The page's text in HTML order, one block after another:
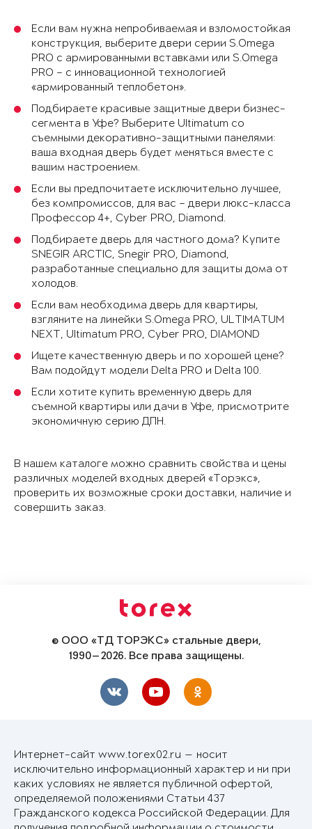
Если вам нужна непробиваемая и взломостойкая
конструкция, выберите двери серии S.Omega
PRO с армированными вставками или S.Omega
PRO – с инновационной технологией
«армированный теплобетон».
Подбираете красивые защитные двери бизнес-
сегмента в Уфе? Выберите Ultimatum со
съемными декоративно-защитными панелями:
ваша входная дверь будет меняться вместе с
вашим настроением.
Если вы предпочитаете исключительно лучшее,
без компромиссов, для вас – двери люкс-класса
Профессор 4+, Cyber PRO, Diamond.
Подбираете дверь для частного дома? Купите
SNEGIR ARCTIC, Snegir PRO, Diamond,
разработанные специально для защиты дома от
холодов.
Если вам необходима дверь для квартиры,
взгляните на линейки S.Omega PRO, ULTIMATUM
NEXT, Ultimatum PRO, Cyber PRO, DIAMOND
Ищете качественную дверь и по хорошей цене?
Вам подойдут модели Delta PRO и Delta 100.
Если хотите купить временную дверь для
съемной квартиры или дачи в Уфе, присмотрите
экономичную серию ДПН.
В нашем каталоге можно сравнить свойства и цены
различных моделей входных дверей «Торэкс»,
проверить их возможные сроки доставки, наличие и
совершить заказ.
© ООО «ТД ТОРЭКС» стальные двери,
1990—2026. Все права защищены.
Интернет-сайт www.torex02.ru — носит
исключительно информационный характер и ни при
каких условиях не является публичной офертой,
определяемой положениями Статьи 437
Гражданского кодекса Российской Федерации. Для